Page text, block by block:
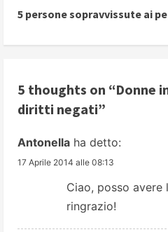
n
t
n
e
5 persone sopravvissute ai
5 thoughts on “Donne
diritti negati”
Antonella ha detto:
17 Aprile 2014 alle 08:13
Ciao, posso avere
ringrazio!